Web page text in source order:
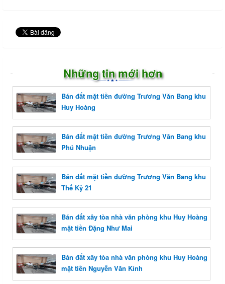
Những tin mới hơn
Bán đất mặt tiền đường Trương Văn Bang khu
Huy Hoàng
Bán đất mặt tiền đường Trương Văn Bang khu
Phú Nhuận
Bán đất mặt tiền đường Trương Văn Bang khu
Thế Kỷ 21
Bán đất xây tòa nhà văn phòng khu Huy Hoàng
mặt tiền Đặng Như Mai
Bán đất xây tòa nhà văn phòng khu Huy Hoàng
mặt tiền Nguyễn Văn Kỉnh